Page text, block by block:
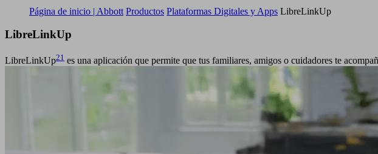
Página de inicio | Abbott Productos Plataformas Digitales y Apps LibreLinkUp
LibreLinkUp
LibreLinkUp21 es una aplicación que permite que tus familiares, amigos o cuidadores te